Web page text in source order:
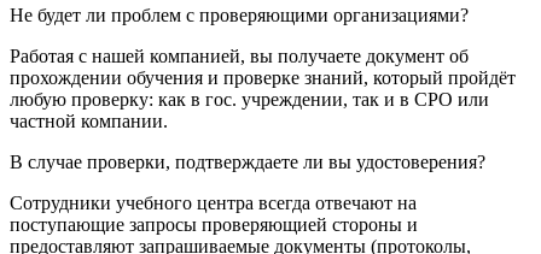
Не будет ли проблем с проверяющими организациями?
Работая с нашей компанией, вы получаете документ об
прохождении обучения и проверке знаний, который пройдёт
любую проверку: как в гос. учреждении, так и в СРО или
частной компании.
В случае проверки, подтверждаете ли вы удостоверения?
Сотрудники учебного центра всегда отвечают на
поступающие запросы проверяющией стороны и
предоставляют запрашиваемые документы (протоколы,